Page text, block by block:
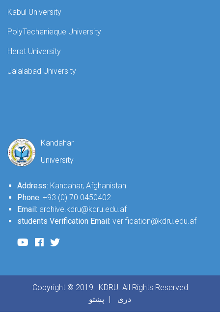
Kabul University
PolyTechenieque University
Herat University
Jalalabad University
Kandahar
University
Address: Kandahar, Afghanistan
Phone: +93 (0) 70 0450402
Email: archive.kdru@kdru.edu.af
students Verification Email: verification@kdru.edu.af
Copyright © 2019 | KDRU. All Rights Reserved
پښتو
دری